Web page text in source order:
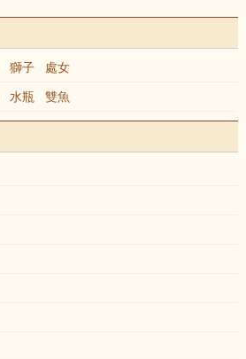
獅子 處女
水瓶 雙魚